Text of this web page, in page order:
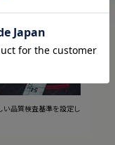
品質検査基準を設定し